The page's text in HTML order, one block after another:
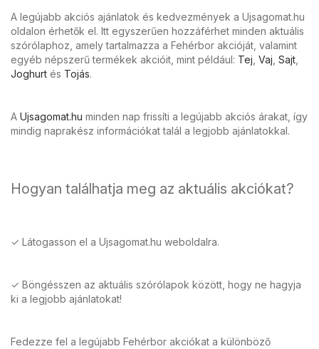
A legújabb akciós ajánlatok és kedvezmények a Ujsagomat.hu
oldalon érhetők el. Itt egyszerűen hozzáférhet minden aktuális
szórólaphoz, amely tartalmazza a Fehérbor akcióját, valamint
egyéb népszerű termékek akcióit, mint például: Tej Vaj Sajt
Joghurt és Tojás.
A Ujsagomat.hu minden nap frissíti a legújabb akciós árakat, így
mindig naprakész információkat talál a legjobb ajánlatokkal.
Hogyan találhatja meg az aktuális akciókat?
✓ Látogasson el a Ujsagomat.hu weboldalra.
✓ Böngésszen az aktuális szórólapok között, hogy ne hagyja
ki a legjobb ajánlatokat!
Fedezze fel a legújabb Fehérbor akciókat a különböző